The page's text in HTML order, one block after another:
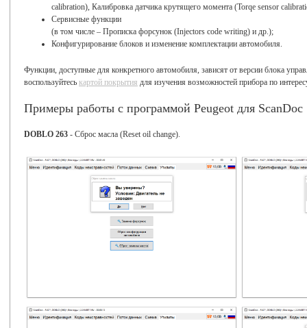
calibration), Калибровка датчика крутящего момента (Torqe sensor
Сервисные функции
(в том числе – Прописка форсунок (Injectors code writing) и др.);
Конфигурирование блоков и изменение комплектации автомобиля.
Функции, доступные для конкретного автомобиля, зависят от версии блока
воспользуйтесь картой покрытия для изучения возможностей прибора по
Примеры работы с программой Peugeot для ScanDoc
DOBLO 263 - Сброс масла (Reset oil change).